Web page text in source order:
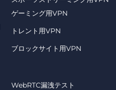
ゲーミング用VPN
トレント用VPN
ブロックサイト用VPN
WebRTC漏洩テスト